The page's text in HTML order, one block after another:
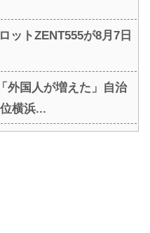
ットZENT555が8月7日
外国人が増えた」自治
横浜...